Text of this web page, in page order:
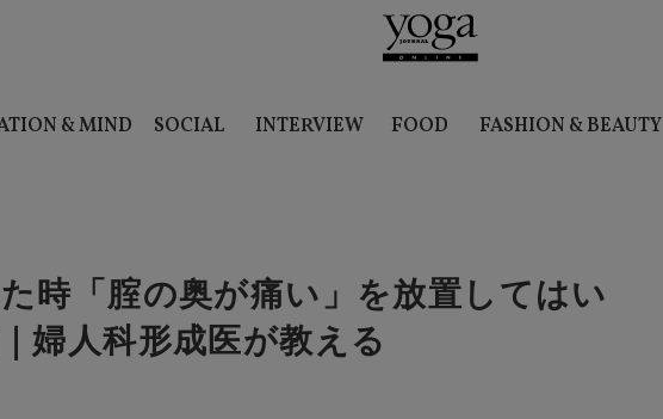
& MIND SOCIAL INTERVIEW FOOD FASHION & BEAUTY
時「腟の奥が痛い」を放置してはい
婦人科形成医が教える